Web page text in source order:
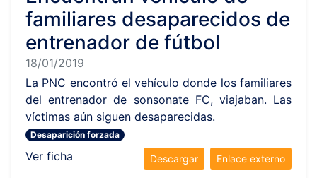
familiares desaparecidos de
entrenador de fútbol
18/01/2019
La PNC encontró el vehículo donde los familiares
del entrenador de sonsonate FC, viajaban. Las
víctimas aún siguen desaparecidas.
Desaparición forzada
Ver ficha Enlace externo
Descargar